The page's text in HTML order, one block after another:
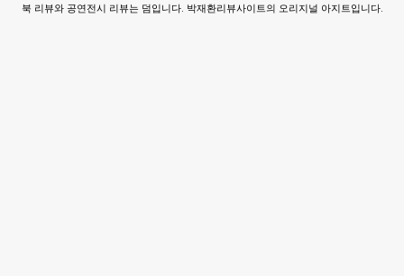
북 리뷰와 공연전시 리뷰는 덤입니다. 박재환리뷰사이트의 오리지널 아지트입니다.